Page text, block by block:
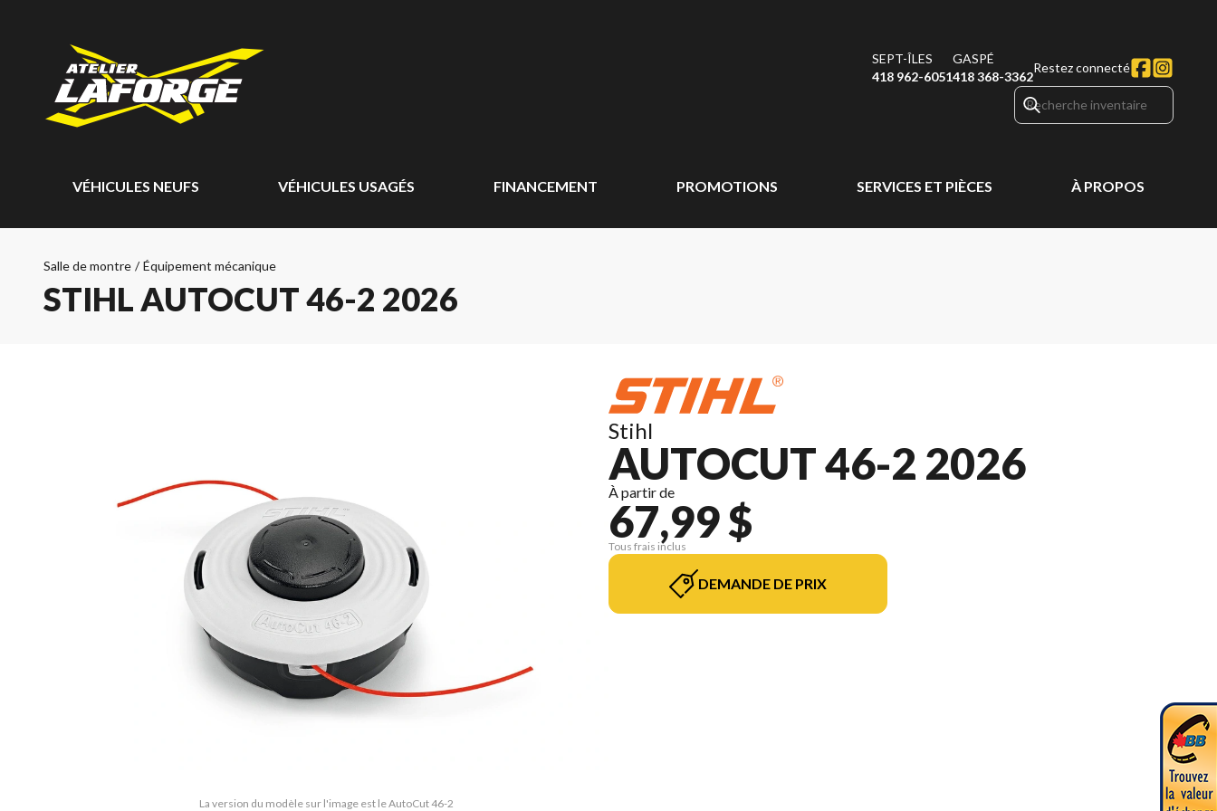
SEPT-ÎLES
418 962-6051
GASPÉ
418 368-3362
Restez connecté
VÉHICULES NEUFS VÉHICULES USAGÉS FINANCEMENT PROMOTIONS SERVICES ET PIÈCES À PROPOS
Salle de montre / Équipement mécanique
STIHL AUTOCUT 46-2 2026
La version du modèle sur l'image est le AutoCut 46-2
Stihl
AUTOCUT 46-2 2026
À partir de
67,99 $
Tous frais inclus
DEMANDE DE PRIX